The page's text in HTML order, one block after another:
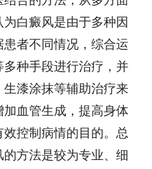
白癜风是由于多种因
者不同情况，综合运
种手段进行治疗，并
漆涂抹等辅助治疗来
血管生成，提高身体
控制病情的目的。总
方法是较为专业、细